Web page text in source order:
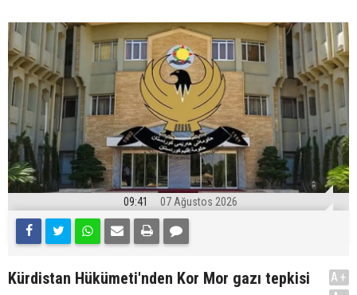
09:41 07 Ağustos 2026
Kürdistan Hükümeti'nden Kor Mor gazı tepkisi
A+